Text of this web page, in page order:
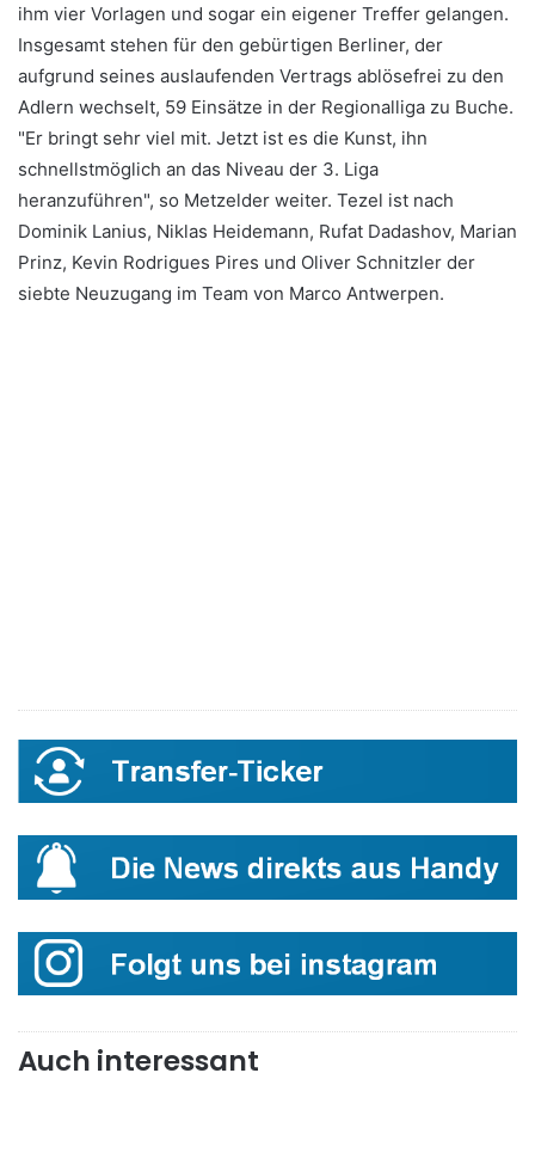
ihm vier Vorlagen und sogar ein eigener Treffer gelangen.
Insgesamt stehen für den gebürtigen Berliner, der
aufgrund seines auslaufenden Vertrags ablösefrei zu den
Adlern wechselt, 59 Einsätze in der Regionalliga zu Buche.
"Er bringt sehr viel mit. Jetzt ist es die Kunst, ihn
schnellstmöglich an das Niveau der 3. Liga
heranzuführen", so Metzelder weiter. Tezel ist nach
Dominik Lanius, Niklas Heidemann, Rufat Dadashov, Marian
Prinz, Kevin Rodrigues Pires und Oliver Schnitzler der
siebte Neuzugang im Team von Marco Antwerpen.
Auch interessant